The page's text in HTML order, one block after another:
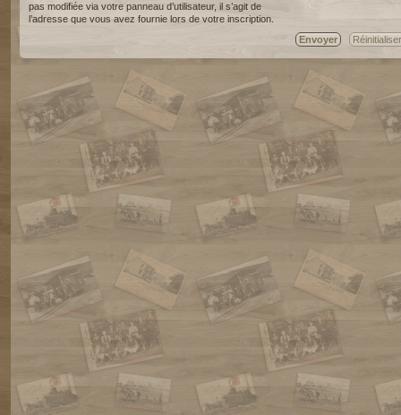
pas modifiée via votre panneau d’utilisateur, il s’agit de
l’adresse que vous avez fournie lors de votre inscription.